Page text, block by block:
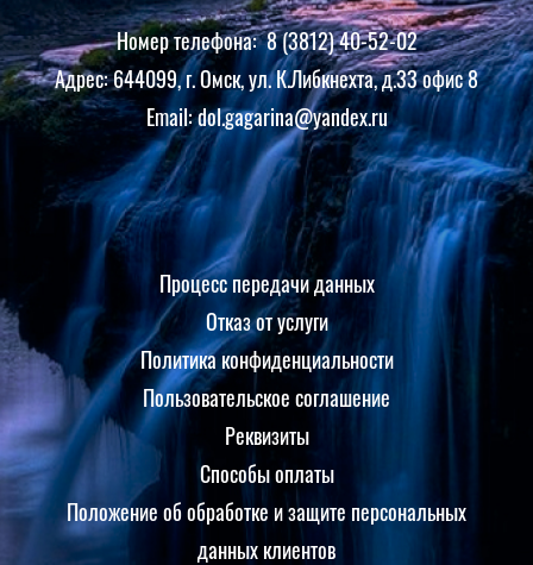
Номер телефона: 8 (3812) 40-52-02
Адрес: 644099, г. Омск, ул. К.Либкнехта, д.33 офис 8
Email: dol.gagarina@yandex.ru
Процесс передачи данных
Отказ от услуги
Политика конфиденциальности
Пользовательское соглашение
Реквизиты
Способы оплаты
Положение об обработке и защите персональных
данных клиентов